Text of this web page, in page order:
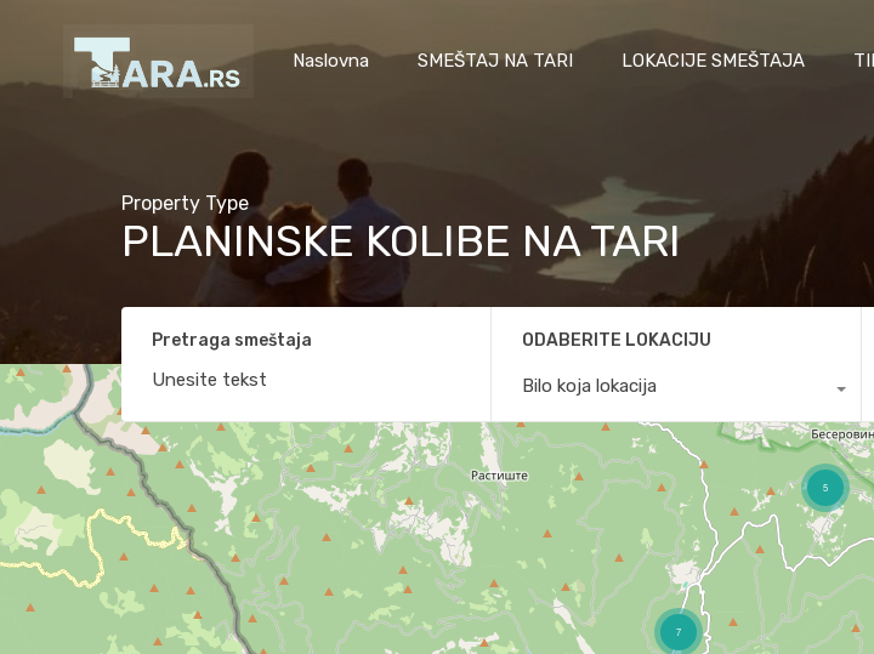
Naslovna SMEŠTAJ NA TARI LOKACIJE SMEŠTAJA
Property Type
PLANINSKE KOLIBE NA TARI
Pretraga smeštaja ODABERITE LOKACIJU
Bilo koja lokacija
5
7